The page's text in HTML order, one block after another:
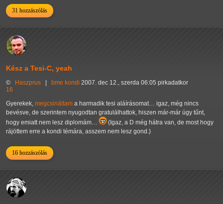
31 hozzászólás
Kész a Tesi-C, yeah
© Haszprus bme kondi 2007. dec 12., szerda 06:05 pirkadatkor
16
Gyerekek, megcsináltam a harmadik tesi aláírásomat… igaz, még nincs
bevésve, de szerintem nyugodtan gratulálhattok, hiszen már-már úgy tűnt,
hogy emiatt nem lesz diplomám…
(Igaz, a D még hátra van, de most hogy
rájöttem erre a kondi témára, asszem nem lesz gond.)
16 hozzászólás